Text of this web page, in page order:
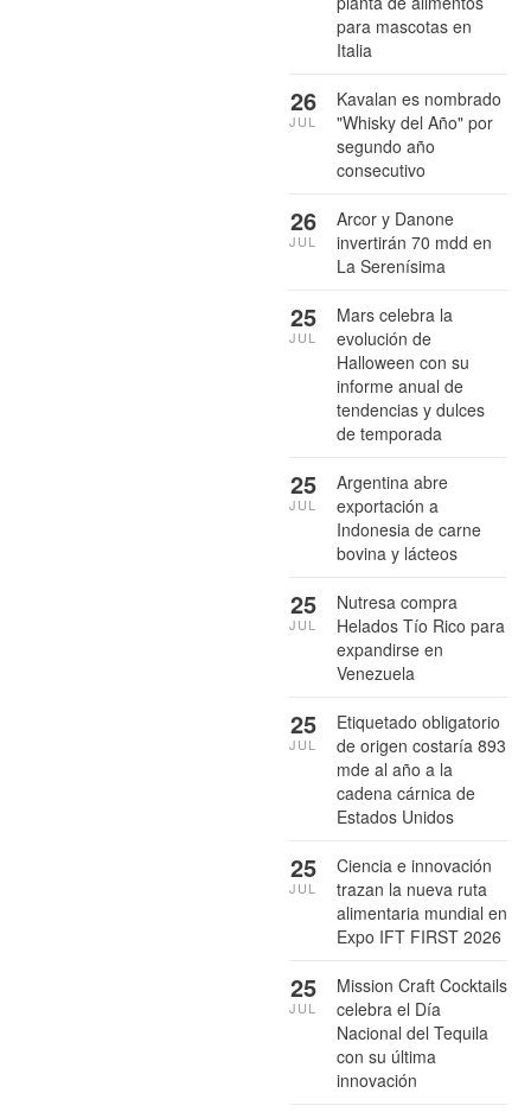
para mascotas en
Italia
Kavalan es nombrado
"Whisky del Año" por
segundo año
consecutivo
26
JUL
Arcor y Danone
invertirán 70 mdd en
La Serenísima
26
JUL
Mars celebra la
evolución de
Halloween con su
informe anual de
tendencias y dulces
de temporada
25
JUL
Argentina abre
exportación a
Indonesia de carne
bovina y lácteos
25
JUL
Nutresa compra
Helados Tío Rico para
expandirse en
Venezuela
25
JUL
Etiquetado obligatorio
de origen costaría 893
mde al año a la
cadena cárnica de
Estados Unidos
25
JUL
Ciencia e innovación
trazan la nueva ruta
alimentaria mundial en
Expo IFT FIRST 2026
25
JUL
Mission Craft Cocktails
celebra el Día
Nacional del Tequila
con su última
innovación
25
JUL